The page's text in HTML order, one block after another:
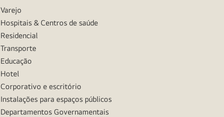
Varejo
Hospitais & Centros de saúde
Residencial
Transporte
Educação
Hotel
Corporativo e escritório
Instalações para espaços públicos
Departamentos Governamentais